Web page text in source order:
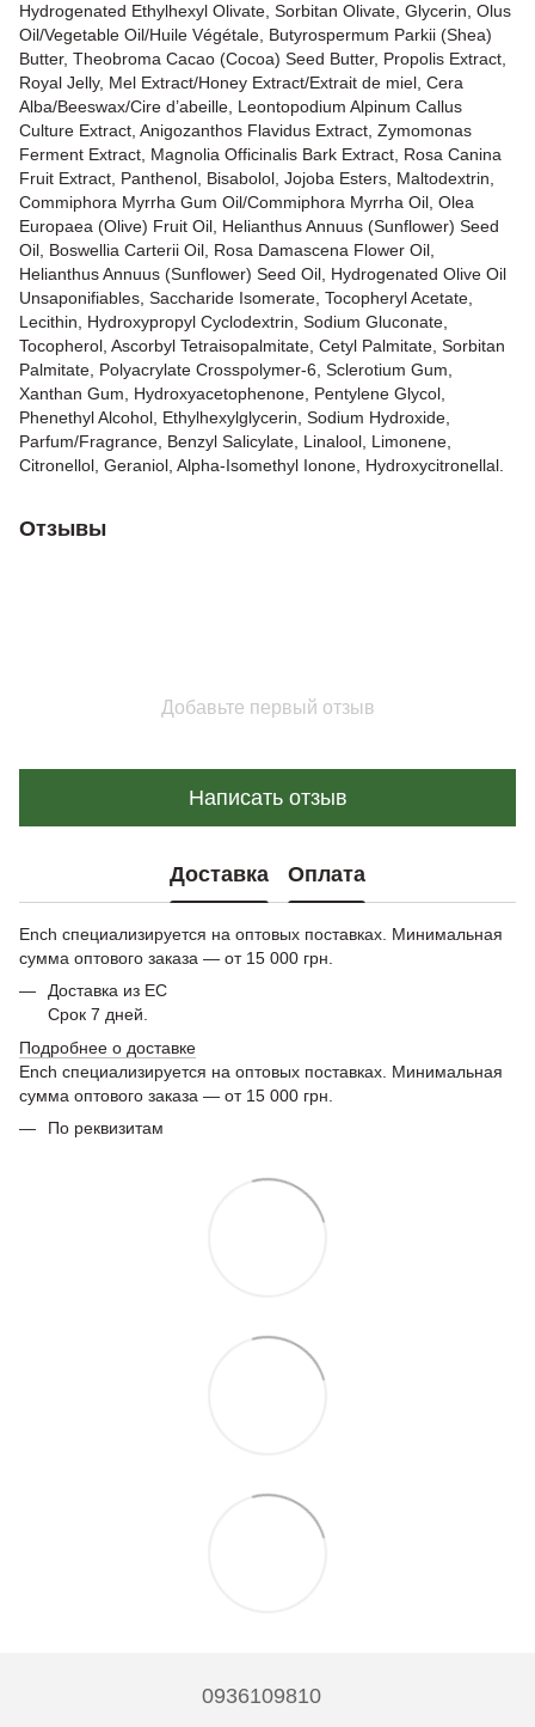
Hydrogenated Ethylhexyl Olivate, Sorbitan Olivate, Glycerin, Olus
Oil/Vegetable Oil/Huile Végétale, Butyrospermum Parkii (Shea)
Butter, Theobroma Cacao (Cocoa) Seed Butter, Propolis Extract,
Royal Jelly, Mel Extract/Honey Extract/Extrait de miel, Cera
Alba/Beeswax/Cire d’abeille, Leontopodium Alpinum Callus
Culture Extract, Anigozanthos Flavidus Extract, Zymomonas
Ferment Extract, Magnolia Officinalis Bark Extract, Rosa Canina
Fruit Extract, Panthenol, Bisabolol, Jojoba Esters, Maltodextrin,
Commiphora Myrrha Gum Oil/Commiphora Myrrha Oil, Olea
Europaea (Olive) Fruit Oil, Helianthus Annuus (Sunflower) Seed
Oil, Boswellia Carterii Oil, Rosa Damascena Flower Oil,
Helianthus Annuus (Sunflower) Seed Oil, Hydrogenated Olive Oil
Unsaponifiables, Saccharide Isomerate, Tocopheryl Acetate,
Lecithin, Hydroxypropyl Cyclodextrin, Sodium Gluconate,
Tocopherol, Ascorbyl Tetraisopalmitate, Cetyl Palmitate, Sorbitan
Palmitate, Polyacrylate Crosspolymer-6, Sclerotium Gum,
Xanthan Gum, Hydroxyacetophenone, Pentylene Glycol,
Phenethyl Alcohol, Ethylhexylglycerin, Sodium Hydroxide,
Parfum/Fragrance, Benzyl Salicylate, Linalool, Limonene,
Citronellol, Geraniol, Alpha-Isomethyl Ionone, Hydroxycitronellal.
Отзывы
Добавьте первый отзыв
Написать отзыв
Доставка Оплата
Ench специализируется на оптовых поставках. Минимальная
сумма оптового заказа — от 15 000 грн.
Доставка из ЕС
Срок 7 дней.
Подробнее о доставке
Ench специализируется на оптовых поставках. Минимальная
сумма оптового заказа — от 15 000 грн.
По реквизитам
0936109810